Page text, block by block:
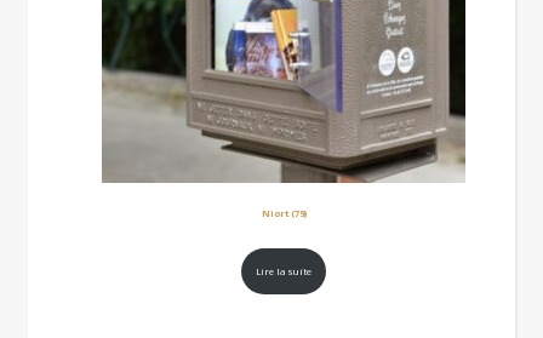
Niort (79)
Lire la suite